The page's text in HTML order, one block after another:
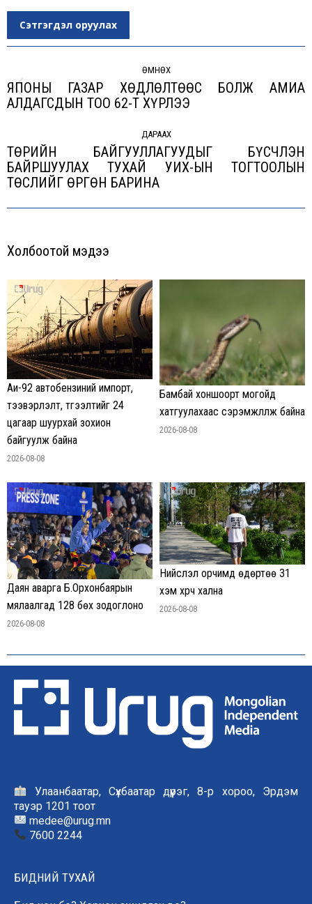
Сэтгэгдэл оруулах
navigation
ӨМНӨХ
Previous
ЯПОНЫ ГАЗАР ХӨДЛӨЛТӨӨС БОЛЖ АМИА
АЛДАГСДЫН ТОО 62-Т ХҮРЛЭЭ
ДАРААХ
Next
post:
ТӨРИЙН БАЙГУУЛЛАГУУДЫГ БҮСЧЛЭН
БАЙРШУУЛАХ ТУХАЙ УИХ-ЫН ТОГТООЛЫН
ТӨСЛИЙГ ӨРГӨН БАРИНА
Холбоотой мэдээ
Аи-92 автобензиний импорт,
тээвэрлэлт, түгээлтийг 24
цагаар шуурхай зохион
байгуулж байна
2026-08-08
Бамбай хоншоорт могойд
хатгуулахаас сэрэмжлүүлж байна
2026-08-08
Даян аварга Б.Орхонбаярын
мялаалгад 128 бөх зодоглоно
2026-08-08
Нийслэл орчимд өдөртөө 31
хэм хүрч хална
2026-08-08
Улаанбаатар, Сүхбаатар дүүрэг, 8-р хороо, Эрдэм
тауэр 1201 тоот
medee@urug.mn
7600 2244
БИДНИЙ ТУХАЙ